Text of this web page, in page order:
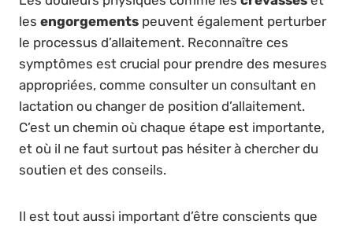
les engorgements peuvent également perturber
le processus d’allaitement. Reconnaître ces
symptômes est crucial pour prendre des mesures
appropriées, comme consulter un consultant en
lactation ou changer de position d’allaitement.
C’est un chemin où chaque étape est importante,
et où il ne faut surtout pas hésiter à chercher du
soutien et des conseils.
Il est tout aussi important d’être conscients que